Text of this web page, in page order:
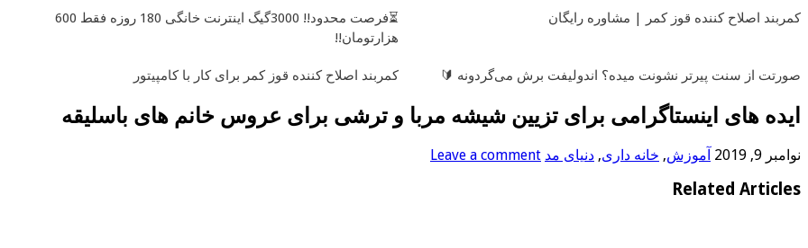
کمربند اصلاح کننده قوز کمر | مشاوره رایگان
⏳فرصت محدود!! 3000گیگ اینترنت خانگی 180 روزه فقط 600
هزارتومان!!
صورتت از سنت پیرتر نشونت میده؟ اندولیفت برش می‌گردونه 🔰 کمربند اصلاح کننده قوز کمر برای کار با کامپیتور
ایده های اینستاگرامی برای تزیین شیشه مربا و ترشی برای عروس خانم های باسلیقه
نوامبر 9, 2019 آموزش, خانه داری, دنیای مد Leave a comment
Related Articles